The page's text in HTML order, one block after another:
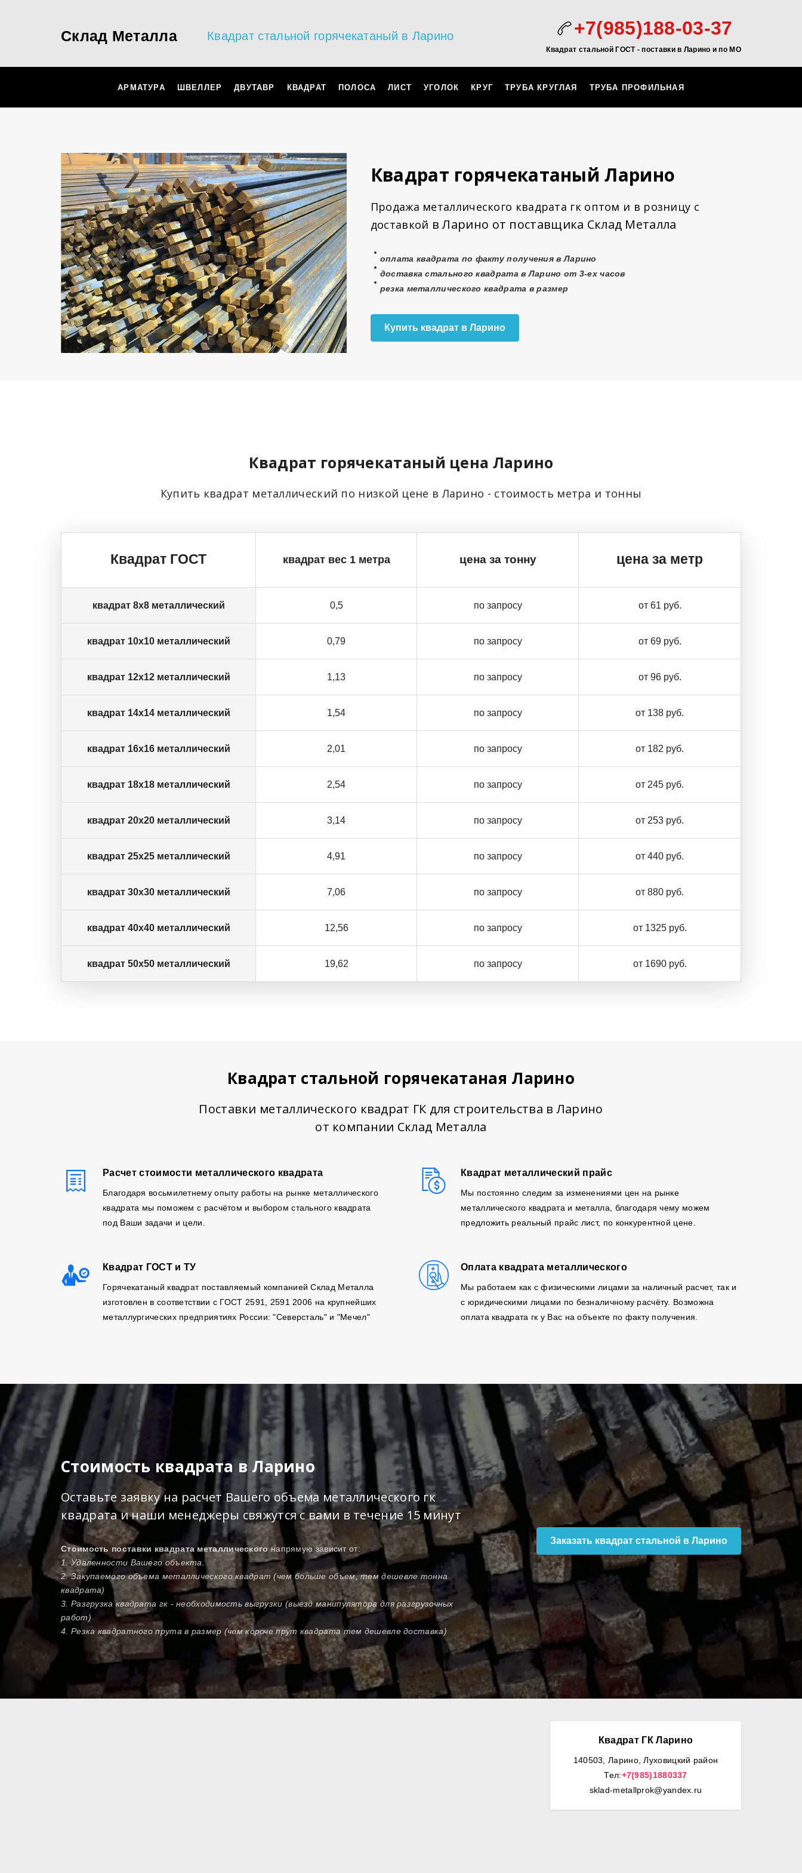
Склад Металла Квадрат стальной горячекатаный в Ларино +7(985)188-03-37
Квадрат стальной ГОСТ - поставки в Ларино и по МО
АРМАТУРА ШВЕЛЛЕР ДВУТАВР КВАДРАТ ПОЛОСА ЛИСТ УГОЛОК КРУГ ТРУБА КРУГЛАЯ ТРУБА ПРОФИЛЬНАЯ
Квадрат горячекатаный Ларино
Продажа металлического квадрата гк оптом и в розницу с
доставкой в Ларино от поставщика Склад Металла
оплата квадрата по факту получения в Ларино
доставка стального квадрата в Ларино от 3-ех часов
резка металлического квадрата в размер
Купить квадрат в Ларино
Квадрат горячекатаный цена Ларино
Купить квадрат металлический по низкой цене в Ларино - стоимость метра и тонны
Квадрат ГОСТ квадрат вес 1 метра цена за тонну цена за метр
квадрат 8х8 металлический 0,5 по запросу от 61 руб.
квадрат 10х10 металлический 0,79 по запросу от 69 руб.
квадрат 12х12 металлический 1,13 по запросу от 96 руб.
квадрат 14х14 металлический 1,54 по запросу от 138 руб.
квадрат 16х16 металлический 2,01 по запросу от 182 руб.
квадрат 18х18 металлический 2,54 по запросу от 245 руб.
квадрат 20х20 металлический 3,14 по запросу от 253 руб.
квадрат 25х25 металлический 4,91 по запросу от 440 руб.
квадрат 30х30 металлический 7,06 по запросу от 880 руб.
квадрат 40х40 металлический 12,56 по запросу от 1325 руб.
квадрат 50х50 металлический 19,62 по запросу от 1690 руб.
Квадрат стальной горячекатаная Ларино
Поставки металлического квадрат ГК для строительства в Ларино
от компании Склад Металла
Расчет стоимости металлического квадрата
Благодаря восьмилетнему опыту работы на рынке металлического
квадрата мы поможем с расчётом и выбором стального квадрата
под Ваши задачи и цели.
Квадрат металлический прайс
Мы постоянно следим за изменениями цен на рынке
металлического квадрата и металла, благодаря чему можем
предложить реальный прайс лист, по конкурентной цене.
Квадрат ГОСТ и ТУ
Горячекатаный квадрат поставляемый компанией Склад Металла
изготовлен в соответствии с ГОСТ 2591, 2591 2006 на крупнейших
металлургических предприятиях России: "Северсталь" и "Мечел"
Оплата квадрата металлического
Мы работаем как с физическими лицами за наличный расчет, так и
с юридическими лицами по безналичному расчёту. Возможна
оплата квадрата гк у Вас на объекте по факту получения.
Стоимость квадрата в Ларино
Оставьте заявку на расчет Вашего объема металлического гк
квадрата и наши менеджеры свяжутся с вами в течение 15 минут
Стоимость поставки квадрата металлическогонапрямую зависит от:
1. Удаленности Вашего объекта.
2. Закупаемого объема металлического квадрат (чем больше объем, тем дешевле тонна
квадрата)
3. Разгрузка квадрата гк - необходимость выгрузки (выезд манипулятора для разгрузочных
работ)
4. Резка квадратного прута в размер (чем короче прут квадрата тем дешевле доставка)
Заказать квадрат стальной в Ларино
Квадрат ГК Ларино
140503, Ларино, Луховицкий район
Тел:+7(985)1880337
sklad-metallprok@yandex.ru